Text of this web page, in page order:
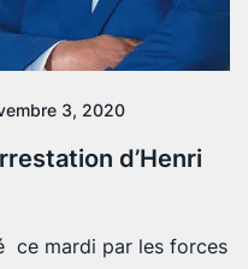
3, 2020
d’Henri
ce mardi par les forces